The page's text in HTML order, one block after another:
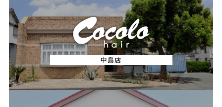
中島店